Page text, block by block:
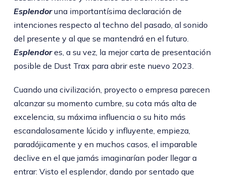
Esplendoruna importantísima declaración de
intenciones respecto al techno del pasado, al sonido
del presente y al que se mantendrá en el futuro.
Esplendores, a su vez, la mejor carta de presentación
posible de Dust Trax para abrir este nuevo 2023.
Cuando una civilización, proyecto o empresa parecen
alcanzar su momento cumbre, su cota más alta de
excelencia, su máxima influencia o su hito más
escandalosamente lúcido y influyente, empieza,
paradójicamente y en muchos casos, el imparable
declive en el que jamás imaginarían poder llegar a
entrar: Visto el esplendor, dando por sentado que